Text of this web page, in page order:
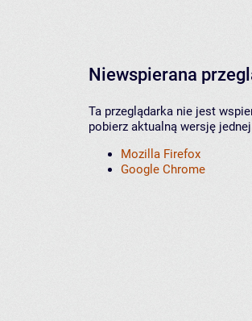
Niewspierana
Ta przeglądarka nie jest
pobierz aktualną wersję
Mozilla Firefox
Google Chrome